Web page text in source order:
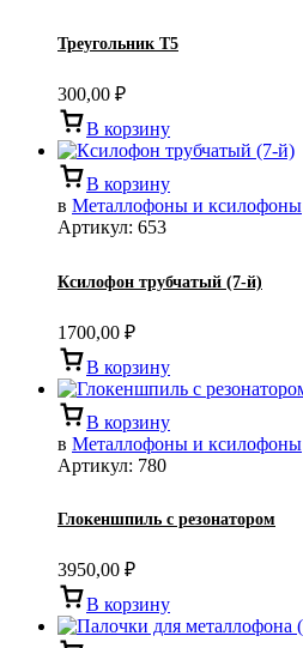
Треугольник Т5
300,00 ₽
В корзину
В корзину
в Металлофоны и ксилофоны
Артикул: 653
Ксилофон трубчатый (7-й)
1700,00 ₽
В корзину
В корзину
в Металлофоны и ксилофоны
Артикул: 780
Глокеншпиль с резонатором
3950,00 ₽
В корзину